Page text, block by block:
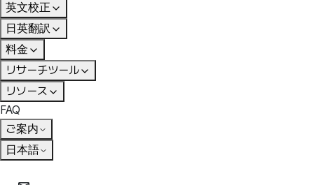
英文校正
日英翻訳
料金
リサーチツール
リソース
FAQ
ご案内
日本語